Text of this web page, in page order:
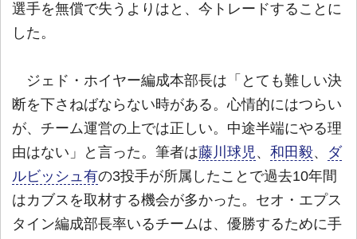
選手を無償で失うよりはと、今トレードすることに
した。
ジェド・ホイヤー編成本部長は「とても難しい決
断を下さねばならない時がある。心情的にはつらい
が、チーム運営の上では正しい。中途半端にやる理
由はない」と言った。筆者は藤川球児、 和田毅、 ダ
ルビッシュ有の3投手が所属したことで過去10年間
はカブスを取材する機会が多かった。セオ・エプス
タイン編成部長率いるチームは、優勝するために手